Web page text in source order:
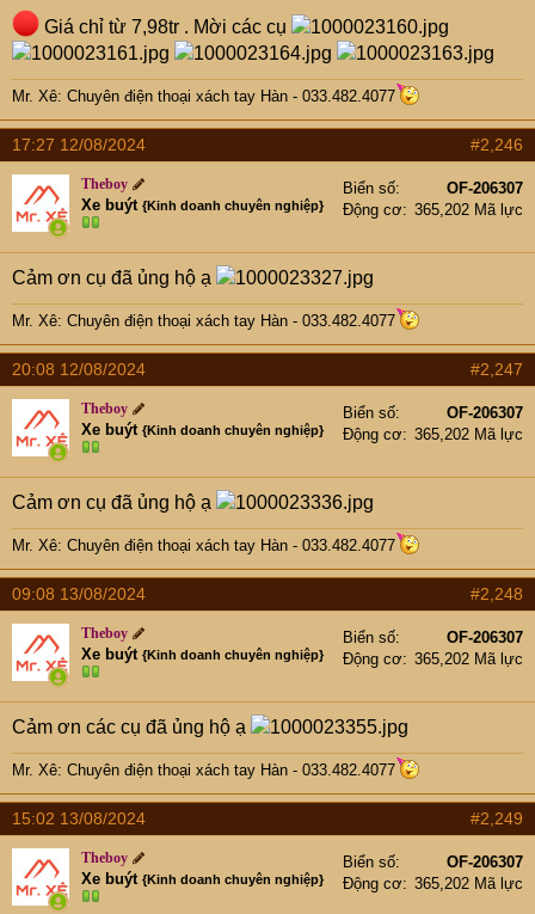
Giá chỉ từ 7,98tr . Mời các cụ
Mr. Xê: Chuyên điện thoại xách tay Hàn - 033.482.4077
17:27 12/08/2024 #2,246
Theboy
Xe buýt {Kinh doanh chuyên nghiệp}
Biển số
OF-206307
Động cơ
365,202 Mã lực
Cảm ơn cụ đã ủng hộ ạ
Mr. Xê: Chuyên điện thoại xách tay Hàn - 033.482.4077
20:08 12/08/2024 #2,247
Theboy
Xe buýt {Kinh doanh chuyên nghiệp}
Biển số
OF-206307
Động cơ
365,202 Mã lực
Cảm ơn cụ đã ủng hộ ạ
Mr. Xê: Chuyên điện thoại xách tay Hàn - 033.482.4077
09:08 13/08/2024 #2,248
Theboy
Xe buýt {Kinh doanh chuyên nghiệp}
Biển số
OF-206307
Động cơ
365,202 Mã lực
Cảm ơn các cụ đã ủng hộ ạ
Mr. Xê: Chuyên điện thoại xách tay Hàn - 033.482.4077
15:02 13/08/2024 #2,249
Theboy
Xe buýt {Kinh doanh chuyên nghiệp}
Biển số
OF-206307
Động cơ
365,202 Mã lực